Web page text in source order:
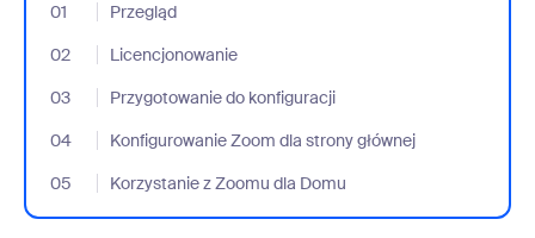
01 Przegląd
- Jumplink to Przegląd
02
Licencjonowanie
- Jumplink to Licencjonowanie
03
Przygotowanie do konfiguracji
- Jumplink to Przygotowanie do konfiguracji
04
Konfigurowanie Zoom dla strony głównej
- Jumplink to Konfigurowanie Zoom dla strony głównej
05
Korzystanie z Zoomu dla Domu
- Jumplink to Korzystanie z Zoomu dla Domu